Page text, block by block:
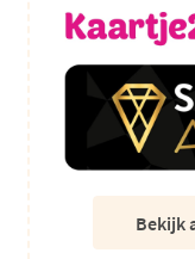
Bekijk